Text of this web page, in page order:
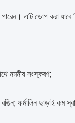
এটি ডোপ করা যাবে
নমনীয় সংস্করণ;
রঙিন; ফর্মালিন ছাড়াই কম